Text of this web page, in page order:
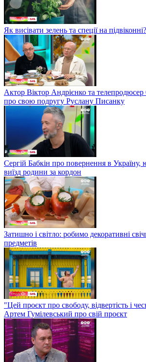
Як висівати зелень та спеції на підвіконні?
Актор Віктор Андрієнко та
про свою подругу Руслану Писанку
Сергій Бабкін про повернення в Україну,
виїзд родини за кордон
Затишно і світло: робимо декоративні
предметів
"Цей проєкт про свободу, відвертість і
Артем Гумілевський про свій проєкт